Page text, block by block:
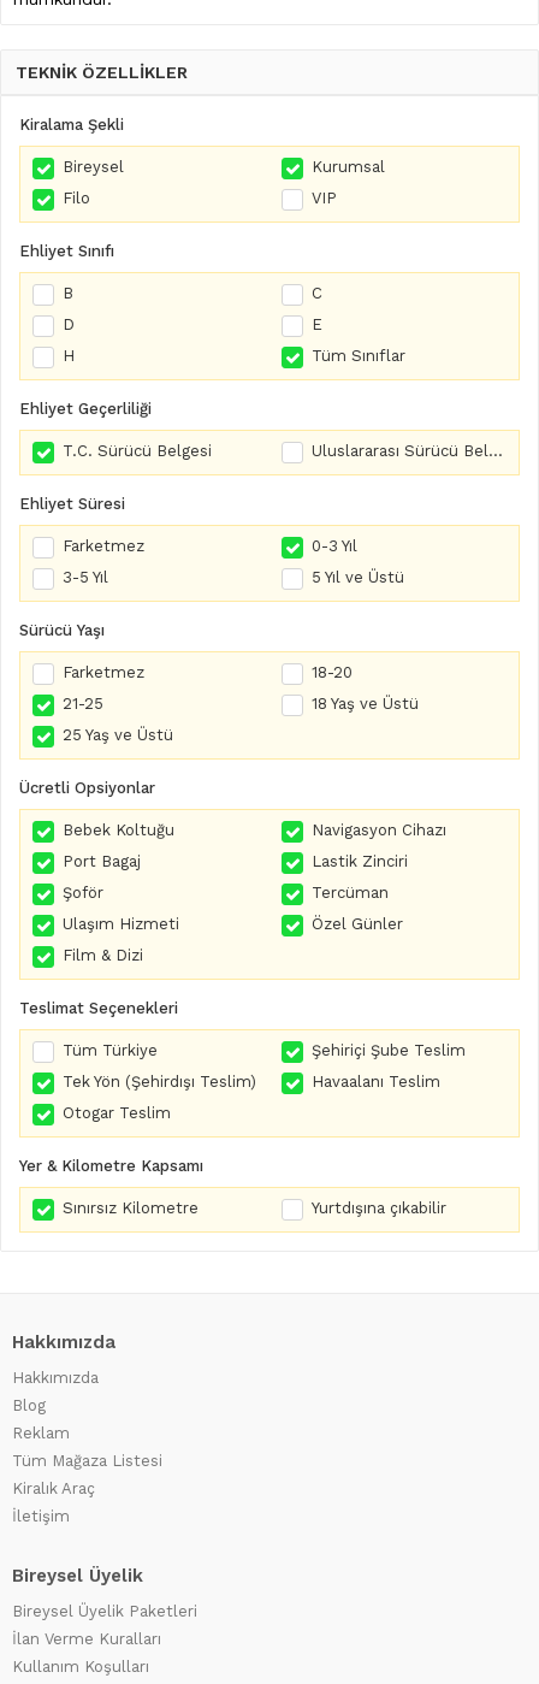
TEKNİK ÖZELLİKLER
Kiralama Şekli
Bireysel
Kurumsal
Filo
VIP
Ehliyet Sınıfı
B
C
D
E
H
Tüm Sınıflar
Ehliyet Geçerliliği
T.C. Sürücü Belgesi Uluslararası Sürücü Belgesi
Ehliyet Süresi
Farketmez
0-3 Yıl
3-5 Yıl
5 Yıl ve Üstü
Sürücü Yaşı
Farketmez
18-20
21-25
18 Yaş ve Üstü
25 Yaş ve Üstü
Ücretli Opsiyonlar
Bebek Koltuğu
Navigasyon Cihazı
Port Bagaj
Lastik Zinciri
Şoför
Tercüman
Ulaşım Hizmeti
Özel Günler
Film & Dizi
Teslimat Seçenekleri
Tüm Türkiye
Şehiriçi Şube Teslim
Tek Yön (Şehirdışı Teslim)
Havaalanı Teslim
Otogar Teslim
Yer & Kilometre Kapsamı
Sınırsız Kilometre Yurtdışına çıkabilir
Hakkımızda
Hakkımızda
Blog
Reklam
Tüm Mağaza Listesi
Kiralık Araç
İletişim
Bireysel Üyelik
Bireysel Üyelik Paketleri
İlan Verme Kuralları
Kullanım Koşulları